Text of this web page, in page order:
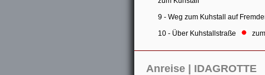
9 - Weg zum Kuhstall auf
10 - Über Kuhstallstraße
Anreise | IDAGROTTE